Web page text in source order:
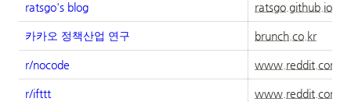
ratsgo's blog ratsgo.github.io
카카오 정책산업 연구 brunch.co.kr
r/nocode www.reddit.com
r/ifttt www.reddit.com